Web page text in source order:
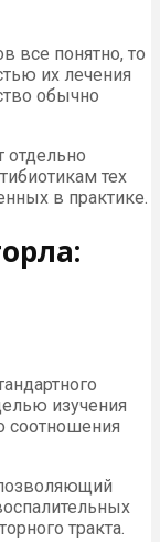
все понятно, то
их лечения
обычно
отдельно
тех
в практике.
изучения
соотношения
тракта.